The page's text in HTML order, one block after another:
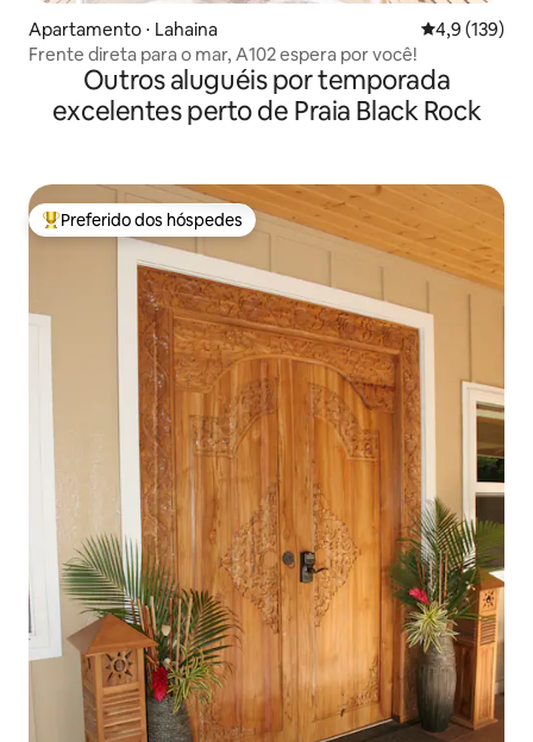
Apartamento ⋅ Lahaina 4,9 de uma
4,9 (139)
Frente direta para o mar, A102 espera por você!
Outros aluguéis por temporada
excelentes perto de Praia Black Rock
Entre os melhores preferidos dos hóspedes
Preferido dos hóspedes